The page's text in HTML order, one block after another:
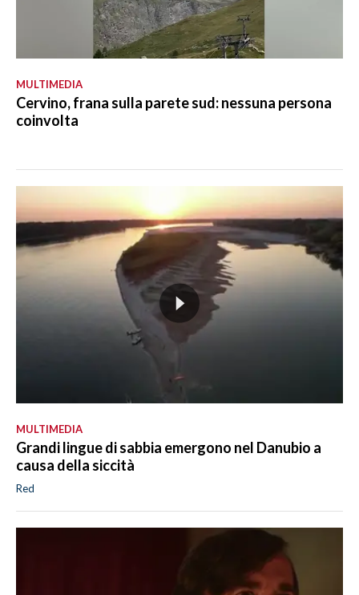
MULTIMEDIA
Cervino, frana sulla parete sud: nessuna persona
coinvolta
MULTIMEDIA
Grandi lingue di sabbia emergono nel Danubio a
causa della siccità
Red